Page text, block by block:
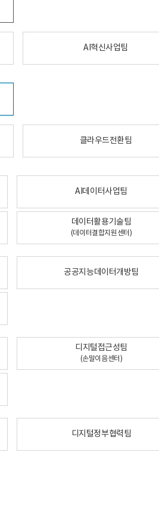
AI혁신사업팀
클라우드전환팀
AI데이터사업팀
데이터활용기술팀
(데이터결합지원센터)
공공지능데이터개방팀
디지털접근성팀
(손말이음센터)
디지털정부협력팀